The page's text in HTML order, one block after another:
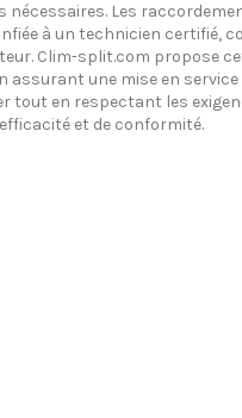
nécessaires. Les
à un technicien certifié,
Clim-split.com propose
une mise en
en respectant les
et de conformité.